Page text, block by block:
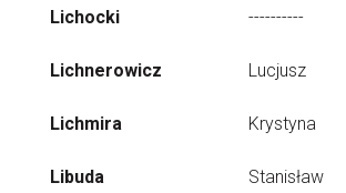
Lichocki ----------
Lichnerowicz Lucjusz
Lichmira Krystyna
Libuda Stanisław